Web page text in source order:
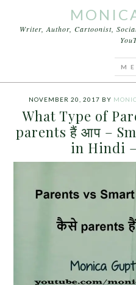
Writer, Author, Cartoonist,
NOVEMBER 20, 2017 BY
What Type of
parents हैं आप –
in Hindi –